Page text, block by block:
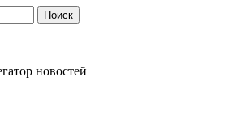
новостей